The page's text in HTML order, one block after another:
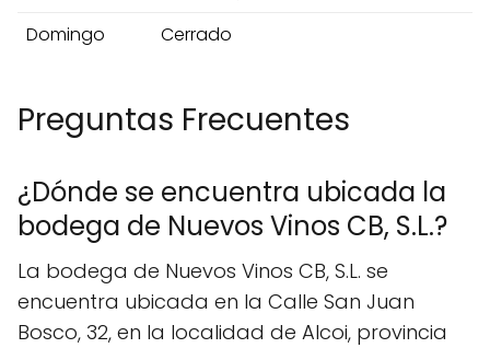
Domingo
Cerrado
Preguntas Frecuentes
¿Dónde se encuentra ubicada la
bodega de Nuevos Vinos CB, S.L.?
La bodega de Nuevos Vinos CB, S.L. se
encuentra ubicada en la Calle San Juan
Bosco, 32, en la localidad de Alcoi, provincia